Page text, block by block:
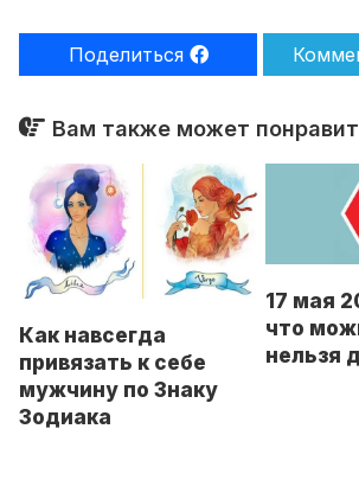
Поделиться
Вам также может
Как навсегда
привязать к себе
мужчину по Знаку
Зодиака
17 мая
что
нельзя